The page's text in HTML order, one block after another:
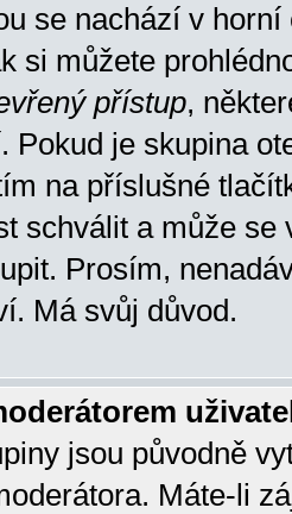
se nachází v horní
si můžete
přístup,
Pokud je skupina
na příslušné
schválit a může se
Prosím,
Má svůj důvod.
jsou původně
Máte-li